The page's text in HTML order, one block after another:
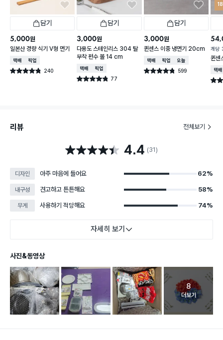
담기
5,000원
일본산 경량 식기 V형 면기
택배배송매장픽업
별점 4.8점 240
건 작성
담기
3,000원
다용도 스테인리스 304 탈
부착 편수 볼 14 cm
택배배송매장픽업
별점 4.8점 77
건 작성
담기
3,000원
퀸센스 이중 냉면기 20cm
택배배송매장픽업오늘배송
별점 4.8점 599
건 작성
개당
퀸센
택배
별점
리뷰 전체보기
별점 4.4점 4.4 (31)
디자인 아주 마음에 들어요 62%
내구성 견고하고 튼튼해요 58%
무게 사용하기 적당해요 74%
자세히 보기
사진&동영상
고객 리뷰
8
더보기